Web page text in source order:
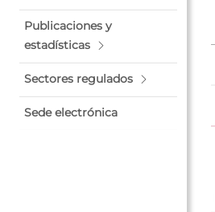
Publicaciones y
estadísticas
Sectores regulados
Sede electrónica